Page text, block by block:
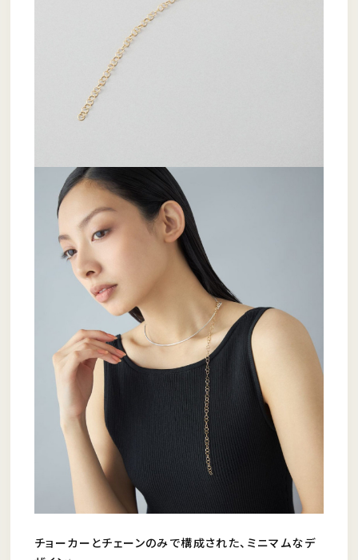
チョーカーとチェーンのみで構成された、ミニマムなデ